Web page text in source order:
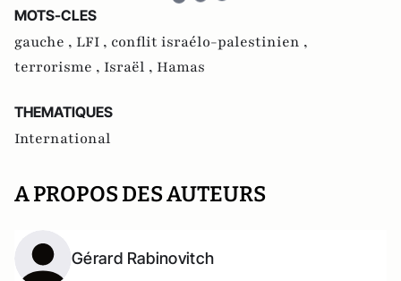
MOTS-CLES
gauche , LFI , conflit israélo-palestinien ,
terrorisme , Israël , Hamas
THEMATIQUES
International
A PROPOS DES AUTEURS
Gérard Rabinovitch